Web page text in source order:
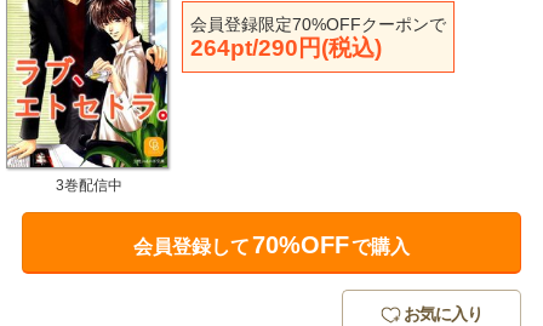
会員登録限定70%OFFクーポンで
264pt/290円(税込)
3巻配信中
会員登録して70%OFFで購入
お気に入り